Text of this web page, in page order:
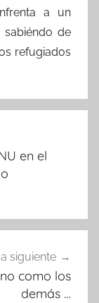
a un
sabiéndo de
refugiados
en el
siguiente
como los
demás …